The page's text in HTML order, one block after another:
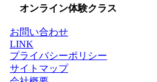
オンライン体験クラス
お問い合わせ
LINK
プライバシーポリシー
サイトマップ